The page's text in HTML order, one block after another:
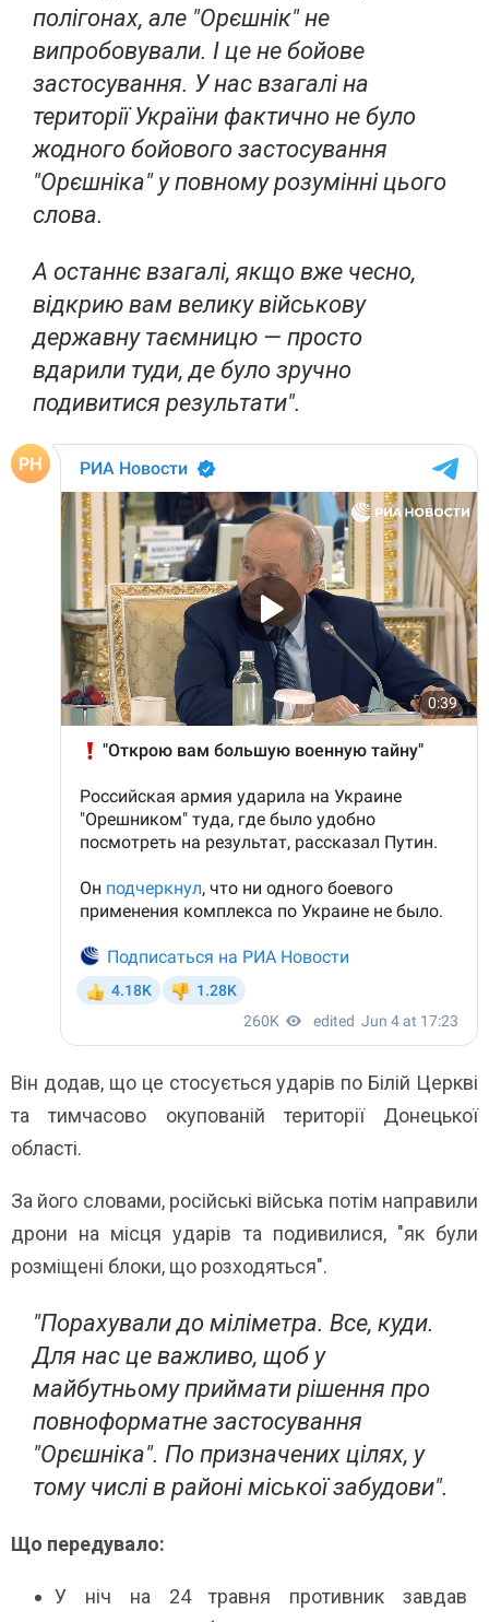
полігонах, але "Орєшнік" не
випробовували. І це не бойове
застосування. У нас взагалі на
території України фактично не було
жодного бойового застосування
"Орєшніка" у повному розумінні цього
слова.
А останнє взагалі, якщо вже чесно,
відкрию вам велику військову
державну таємницю — просто
вдарили туди, де було зручно
подивитися результати".
Він додав, що це стосується ударів по Білій Церкві
та тимчасово окупованій території Донецької
області.
За його словами, російські війська потім направили
дрони на місця ударів та подивилися, "як були
розміщені блоки, що розходяться".
"Порахували до міліметра. Все, куди.
Для нас це важливо, щоб у
майбутньому приймати рішення про
повноформатне застосування
"Орєшніка". По призначених цілях, у
тому числі в районі міської забудови".
Що передувало:
У ніч на 24 травня противник завдав